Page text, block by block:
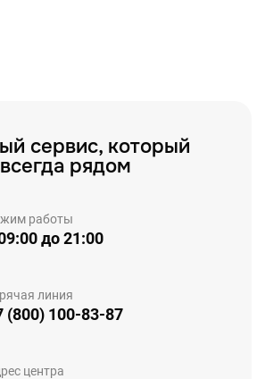
сервис, который
всегда рядом
работы
до 21:00
линия
(800) 100-83-87
центра